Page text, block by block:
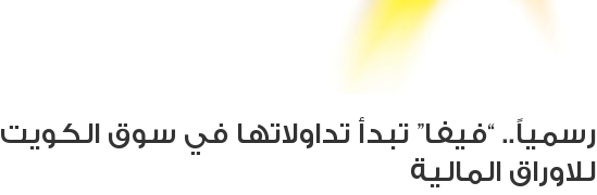
رسمياً.. “فيفا” تبدأ تداولاتها في سوق الكويت
للاوراق المالية